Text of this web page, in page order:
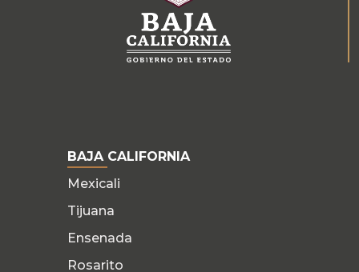
BAJA CALIFORNIA
Mexicali
Tijuana
Ensenada
Rosarito